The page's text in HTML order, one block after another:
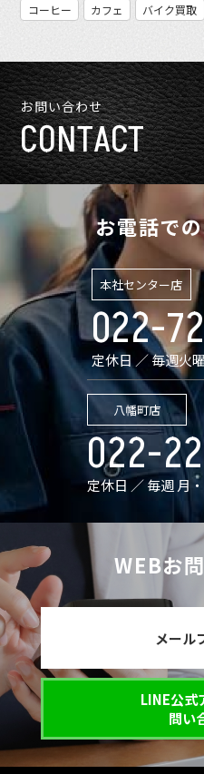
コーヒー
カフェ バイク買取
お問い合わせ
CONTACT
お電話で
本社センター店
022-
定休日 ／ 毎週火
八幡町店
022-
定休日 ／ 毎週 月
WEBお
メール
LINE公式
問い